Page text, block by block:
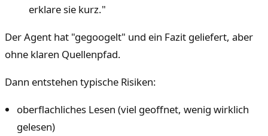
erklare sie kurz."
Der Agent hat "gegoogelt" und ein Fazit geliefert, aber
ohne klaren Quellenpfad.
Dann entstehen typische Risiken:
oberflachliches Lesen (viel geoffnet, wenig wirklich
gelesen)